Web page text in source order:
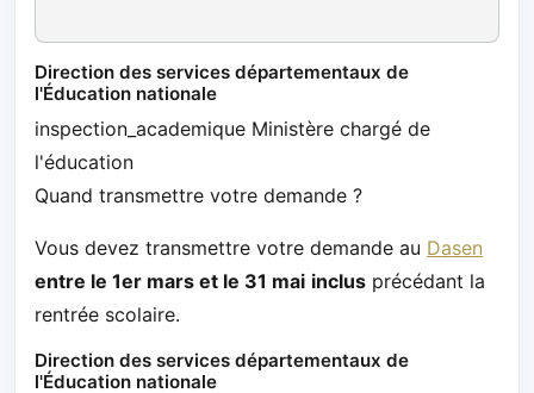
Direction des services départementaux de
l'Éducation nationale
inspection_academique Ministère chargé de
l'éducation
Quand transmettre votre demande ?
Vous devez transmettre votre demande au Dasen
entre le 1er mars et le 31 mai inclus précédant la
rentrée scolaire.
Direction des services départementaux de
l'Éducation nationale